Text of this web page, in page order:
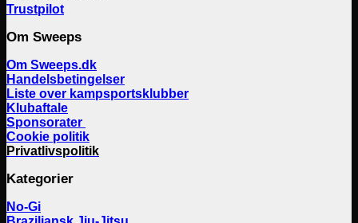
Trustpilot
Om Sweeps
Om Sweeps.dk
Handelsbetingelser
Liste over kampsportsklubber
Klubaftale
Sponsorater
Cookie politik
Privatlivspolitik
Kategorier
No-Gi